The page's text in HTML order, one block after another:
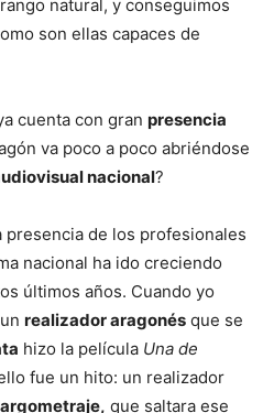
natural, y conseguimos
son ellas capaces de
cuenta con gran presencia
va poco a poco abriéndose
nacional?
presencia de los profesionales
nacional ha ido creciendo
últimos años. Cuando yo
realizador aragonés que se
hizo la película Una de
fue un hito: un realizador
que saltara ese